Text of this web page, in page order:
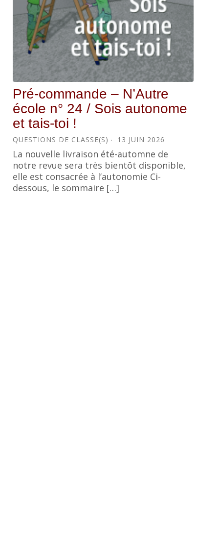
Pré-commande – N’Autre
école n° 24 / Sois autonome
et tais-toi !
QUESTIONS DE CLASSE(S) 13 JUIN 2026
La nouvelle livraison été-automne de
notre revue sera très bientôt disponible,
elle est consacrée à l’autonomie Ci-
dessous, le sommaire […]